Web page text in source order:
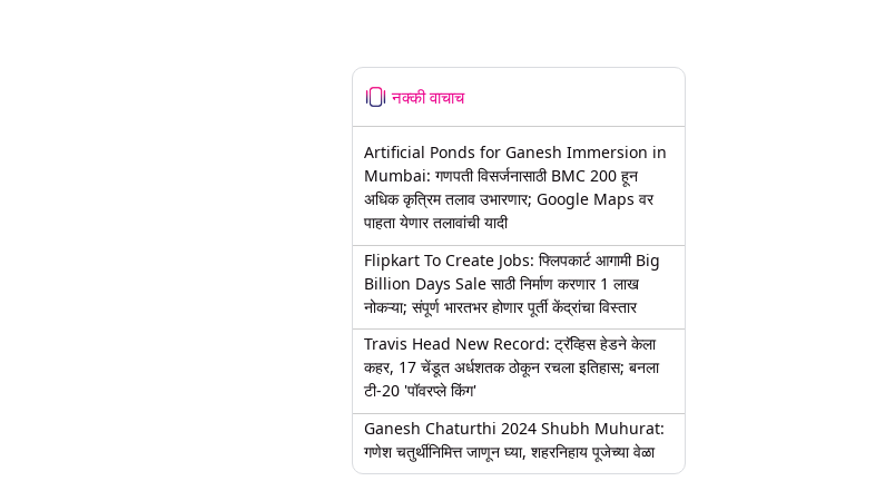
नक्की वाचाच
Artificial Ponds for Ganesh Immersion in
Mumbai: गणपती विसर्जनासाठी BMC 200 हून
अधिक कृत्रिम तलाव उभारणार; Google Maps वर
पाहता येणार तलावांची यादी
Flipkart To Create Jobs: फ्लिपकार्ट आगामी Big
Billion Days Sale साठी निर्माण करणार 1 लाख
नोकऱ्या; संपूर्ण भारतभर होणार पूर्ती केंद्रांचा विस्तार
Travis Head New Record: ट्रॅव्हिस हेडने केला
कहर, 17 चेंडूत अर्धशतक ठोकून रचला इतिहास; बनला
टी-20 'पॉवरप्ले किंग'
Ganesh Chaturthi 2024 Shubh Muhurat:
गणेश चतुर्थीनिमित्त जाणून घ्या, शहरनिहाय पूजेच्या वेळा